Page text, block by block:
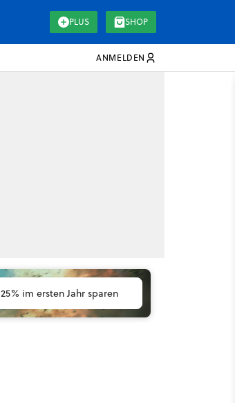
PLUS SHOP
ANMELDEN
25% im ersten Jahr sparen